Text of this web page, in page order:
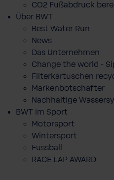
CO2 Fußabdruck
Über BWT
Best Water Run
News
Das Unternehmen
Change the world -
Filterkartuschen
Markenbotschafter
Nachhaltige
BWT im Sport
Motorsport
Wintersport
Fussball
RACE LAP AWARD